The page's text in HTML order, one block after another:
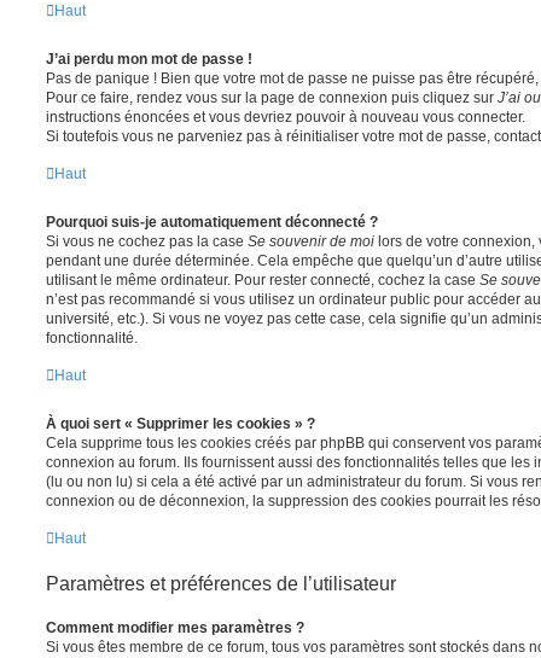
Haut
J’ai perdu mon mot de passe !
Pas de panique ! Bien que votre mot de passe ne puisse pas être
Pour ce faire, rendez vous sur la page de connexion puis cliquez sur J’ai
instructions énoncées et vous devriez pouvoir à nouveau vous connecter.
Si toutefois vous ne parveniez pas à réinitialiser votre mot de passe,
Haut
Pourquoi suis-je automatiquement déconnecté ?
Si vous ne cochez pas la case Se souvenir de moi lors de votre connexion,
pendant une durée déterminée. Cela empêche que quelqu’un d’autre
utilisant le même ordinateur. Pour rester connecté, cochez la case Se
n’est pas recommandé si vous utilisez un ordinateur public pour accéder
université, etc.). Si vous ne voyez pas cette case, cela signifie qu’un
fonctionnalité.
Haut
À quoi sert « Supprimer les cookies » ?
Cela supprime tous les cookies créés par phpBB qui conservent vos
connexion au forum. Ils fournissent aussi des fonctionnalités telles que les
(lu ou non lu) si cela a été activé par un administrateur du forum. Si vous
connexion ou de déconnexion, la suppression des cookies pourrait les
Haut
Paramètres et préférences de l’utilisateur
Comment modifier mes paramètres ?
Si vous êtes membre de ce forum, tous vos paramètres sont stockés dans